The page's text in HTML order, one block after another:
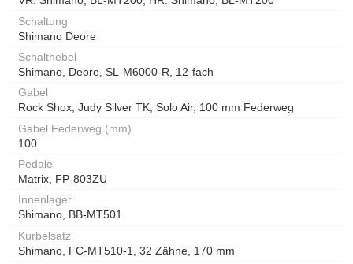
Schaltung
Shimano Deore
Schalthebel
Shimano, Deore, SL-M6000-R, 12-fach
Gabel
Rock Shox, Judy Silver TK, Solo Air, 100 mm Federweg
Gabel Federweg (mm)
100
Pedale
Matrix, FP-803ZU
Innenlager
Shimano, BB-MT501
Kurbelsatz
Shimano, FC-MT510-1, 32 Zähne, 170 mm